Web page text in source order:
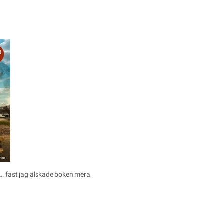
fast jag älskade boken mera.